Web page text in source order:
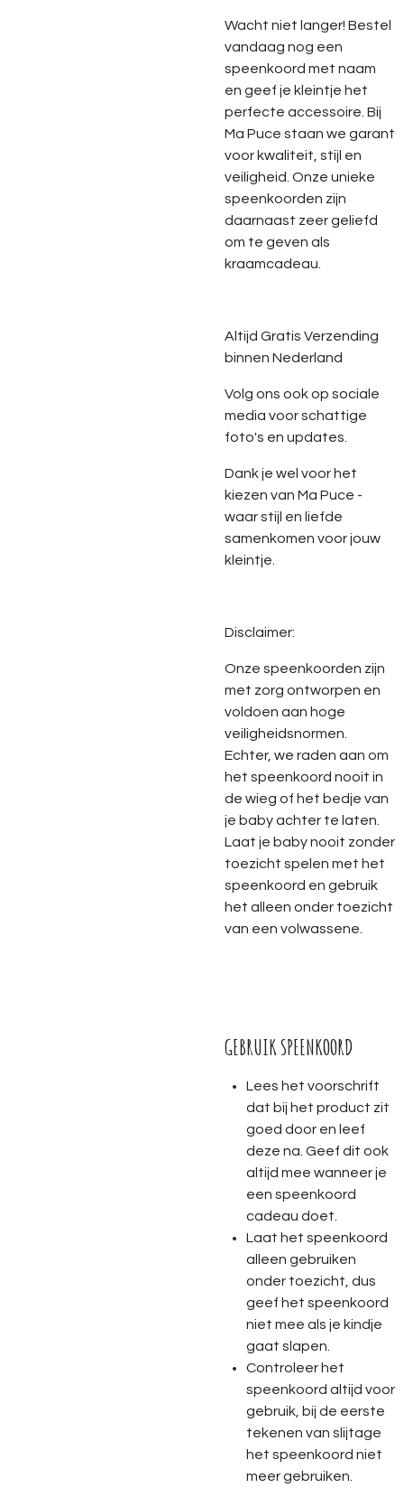
Wacht niet langer! Bestel
vandaag nog een
speenkoord met naam
en geef je kleintje het
perfecte accessoire. Bij
Ma Puce staan we garant
voor kwaliteit, stijl en
veiligheid. Onze unieke
speenkoorden zijn
daarnaast zeer geliefd
om te geven als
kraamcadeau.
Altijd Gratis Verzending
binnen Nederland
Volg ons ook op sociale
media voor schattige
foto's en updates.
Dank je wel voor het
kiezen van Ma Puce -
waar stijl en liefde
samenkomen voor jouw
kleintje.
Disclaimer:
Onze speenkoorden zijn
met zorg ontworpen en
voldoen aan hoge
veiligheidsnormen.
Echter, we raden aan om
het speenkoord nooit in
de wieg of het bedje van
je baby achter te laten.
Laat je baby nooit zonder
toezicht spelen met het
speenkoord en gebruik
het alleen onder toezicht
van een volwassene.
GEBRUIK SPEENKOORD
Lees het voorschrift
dat bij het product zit
goed door en leef
deze na. Geef dit ook
altijd mee wanneer je
een speenkoord
cadeau doet.
Laat het speenkoord
alleen gebruiken
onder toezicht, dus
geef het speenkoord
niet mee als je kindje
gaat slapen.
Controleer het
speenkoord altijd voor
gebruik, bij de eerste
tekenen van slijtage
het speenkoord niet
meer gebruiken.